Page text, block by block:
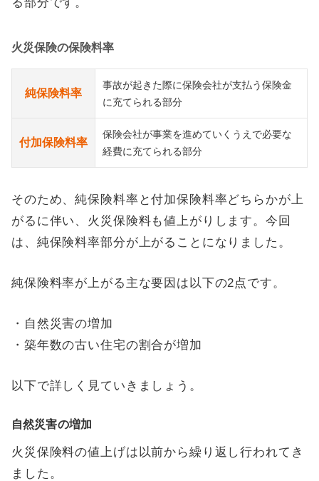
火災保険の保険料率
純保険料率
事故が起きた際に保険会社が支払う保険金
に充てられる部分
付加保険料率
保険会社が事業を進めていくうえで必要な
経費に充てられる部分
そのため、純保険料率と付加保険料率どちらかが上
がるに伴い、火災保険料も値上がりします。今回
は、純保険料率部分が上がることになりました。
純保険料率が上がる主な要因は以下の2点です。
・自然災害の増加
・築年数の古い住宅の割合が増加
以下で詳しく見ていきましょう。
自然災害の増加
火災保険料の値上げは以前から繰り返し行われてき
ました。